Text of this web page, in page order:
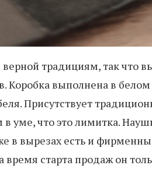
традициям, так что
Коробка выполнена в
Присутствует
уме, что это лимитка.
в вырезах есть и
старта продаж он